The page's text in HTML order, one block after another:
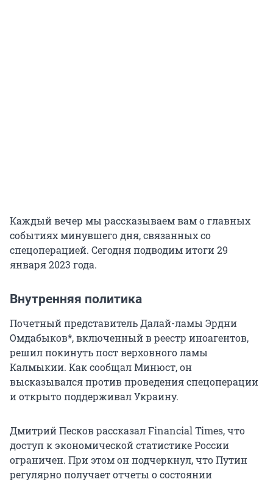
Каждый вечер мы рассказываем вам о главных
событиях минувшего дня, связанных со
спецоперацией. Сегодня подводим итоги 29
января 2023 года.
Внутренняя политика
Почетный представитель Далай-ламы Эрдни
Омдабыков*, включенный в реестр иноагентов,
решил покинуть пост верховного ламы
Калмыкии. Как сообщал Минюст, он
высказывался против проведения спецоперации
и открыто поддерживал Украину.
Дмитрий Песков рассказал Financial Times, что
доступ к экономической статистике России
ограничен. При этом он подчеркнул, что Путин
регулярно получает отчеты о состоянии